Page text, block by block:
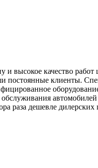
и высокое качество работ
постоянные клиенты.
обслуживания
раза дешевле дилерских